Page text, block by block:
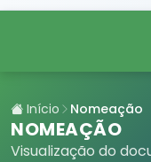
Início Nomeação
NOMEAÇÃO
Visualização do